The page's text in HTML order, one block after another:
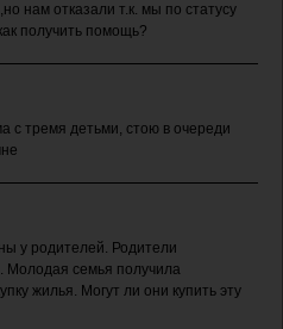
нам отказали т.к. мы по статусу
получить помощь?
с тремя детьми, стою в очереди
у родителей. Родители
Молодая семья получила
жилья. Могут ли они купить эту